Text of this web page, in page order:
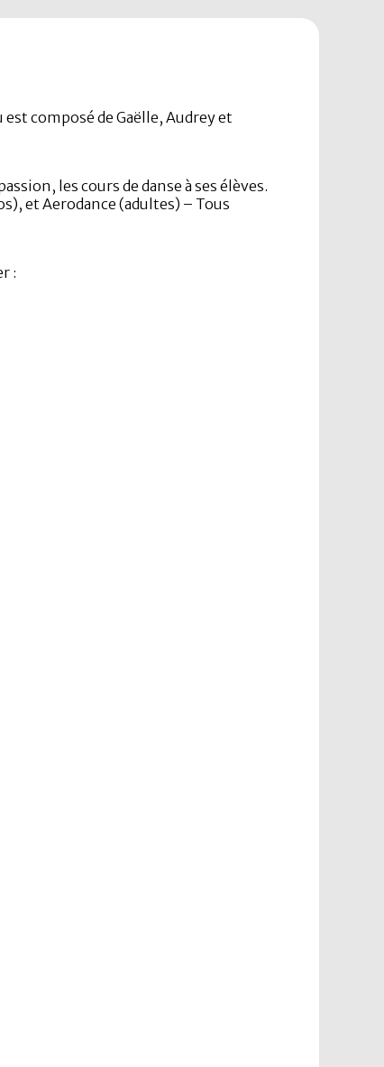
composé de Gaëlle, Audrey et
les cours de danse à ses élèves.
et Aerodance (adultes) – Tous
: